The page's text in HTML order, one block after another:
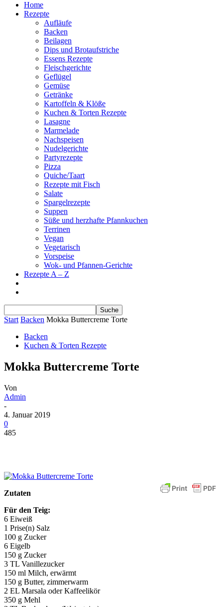
Home
Rezepte
Aufläufe
Backen
Beilagen
Dips und Brotaufstriche
Essens Rezepte
Fleischgerichte
Geflügel
Gemüse
Getränke
Kartoffeln & Klöße
Kuchen & Torten Rezepte
Lasagne
Marmelade
Nachspeisen
Nudelgerichte
Partyrezepte
Pizza
Quiche/Taart
Rezepte mit Fisch
Salate
Spargelrezepte
Suppen
Süße und herzhafte Pfannkuchen
Terrinen
Vegan
Vegetarisch
Vorspeise
Wok- und Pfannen-Gerichte
Rezepte A – Z
Start Backen Mokka Buttercreme Torte
Backen
Kuchen & Torten Rezepte
Mokka Buttercreme Torte
Von
Admin
-
4. Januar 2019
0
485
Zutaten
Für den Teig:
6 Eiweiß
1 Prise(n) Salz
100 g Zucker
6 Eigelb
150 g Zucker
3 TL Vanillezucker
150 ml Milch, erwärmt
150 g Butter, zimmerwarm
2 EL Marsala oder Kaffeelikör
350 g Mehl